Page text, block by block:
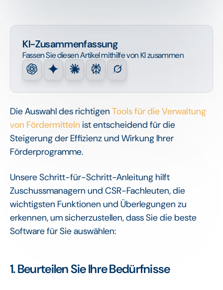
KI-Zusammenfassung
Fassen Sie diesen Artikel mithilfe von KI zusammen
Die Auswahl des richtigen Tools für die Verwaltung
von Fördermitteln ist entscheidend für die
Steigerung der Effizienz und Wirkung Ihrer
Förderprogramme.
Unsere Schritt-für-Schritt-Anleitung hilft
Zuschussmanagern und CSR-Fachleuten, die
wichtigsten Funktionen und Überlegungen zu
erkennen, um sicherzustellen, dass Sie die beste
Software für Sie auswählen:
‍1. Beurteilen Sie Ihre Bedürfnisse